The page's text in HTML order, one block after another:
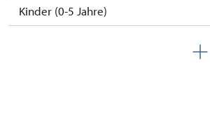
Kinder (0-5 Jahre)